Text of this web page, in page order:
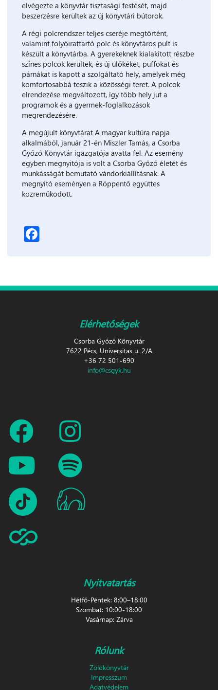
elvégezte a könyvtár tisztasági festését, majd
beszerzésre kerültek az új könyvtári bútorok.
A régi polcrendszer teljes cseréje megtörtént,
valamint folyóirattartó polc és könyvtáros pult is
készült a könyvtárba. A gyerekeknek kialakított részbe
színes polcok kerültek, és új ülőkéket, puffokat és
párnákat is kapott a szolgáltató hely, amelyek még
komfortosabbá teszik a közösségi teret. A polcok
elrendezése megváltozott, így több hely jut a
programok és a gyermek-foglalkozások
megrendezésére.
A megújult könyvtárat A magyar kultúra napja
alkalmából, január 21-én Miszler Tamás, a Csorba
Győző Könyvtár igazgatója avatta fel. Az esemény
egyben megnyitója is volt a Csorba Győző életét és
munkásságát bemutató vándorkiállításnak. A
megnyitó eseményen a Röppentő együttes
közreműködött.
Elérhetőségek
Csorba Győző Könyvtár
7622 Pécs, Universitas u. 2/A
+36 72 501-690
info@csgyk.hu
Nyitvatartás
Hétfő-Péntek: 8:00–18:00
Szombat: 10:00-18:00
Vasárnap: Zárva
Rólunk
Zöldkönyvtár
Impresszum
Adatvédelem